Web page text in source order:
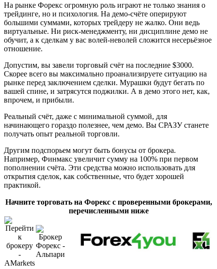
На рынке Форекс огромную роль играют не только знания о
трейдинге, но и психология. На демо-счёте оперируют
большими суммами, которых трейдеру не жалко. Они ведь
виртуальные. Ни риск-менеджменту, ни дисциплине демо не
обучит, а к сделкам у вас волей-неволей сложится несерьёзное
отношение.
Допустим, вы завели торговый счёт на последние $3000.
Скорее всего вы максимально проанализируете ситуацию на
рынке перед заключением сделки. Мурашки будут бегать по
вашей спине, и затрясутся поджилки. А в демо этого нет, как,
впрочем, и прибыли.
Реальный счёт, даже с минимальной суммой, для
начинающего гораздо полезнее, чем демо. Вы СРАЗУ станете
получать опыт реальной торговли.
Другим подспорьем могут быть бонусы от брокера.
Например, Финмакс увеличит сумму на 100% при первом
пополнении счёта. Эти средства можно использовать для
открытия сделок, как собственные, что будет хорошей
практикой.
Начните торговать на Форекс с проверенными брокерами,
перечисленными ниже